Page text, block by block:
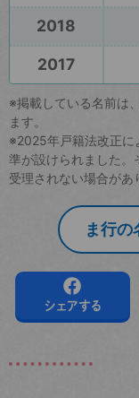
2018
2017
※掲載している名前は
ます。
※2025年戸籍法改正に
準が設けられました。
受理されない場合があ
ま行の
シェアする